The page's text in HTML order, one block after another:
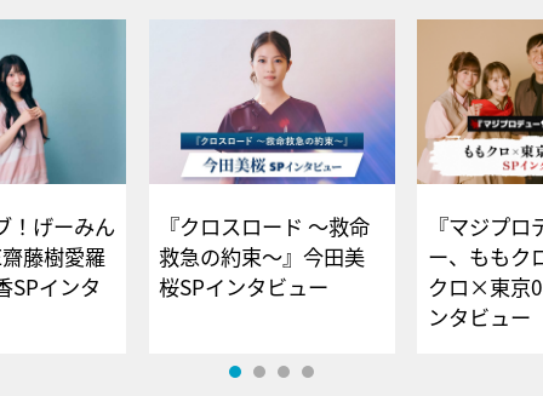
！げーみん
藤樹愛羅
SPインタ
『クロスロード ～救命
救急の約束～』今田美
桜SPインタビュー
『マジプロ
ー、ももク
クロ×東京
ンタビュー